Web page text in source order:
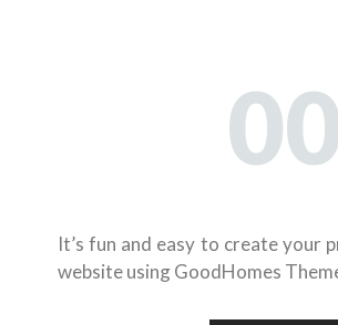
It’s fun and easy to create your
website using GoodHomes